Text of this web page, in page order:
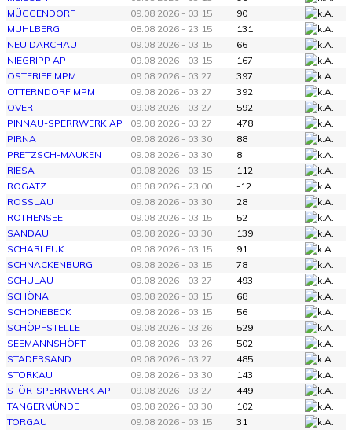
MÜGGENDORF
09.08.2026 - 03:15
90
MÜHLBERG
08.08.2026 - 23:15
131
NEU DARCHAU
09.08.2026 - 03:15
66
NIEGRIPP AP
09.08.2026 - 03:15
167
OSTERIFF MPM
09.08.2026 - 03:27
397
OTTERNDORF MPM
09.08.2026 - 03:27
392
OVER
09.08.2026 - 03:27
592
PINNAU-SPERRWERK AP
09.08.2026 - 03:27
478
PIRNA
09.08.2026 - 03:30
88
PRETZSCH-MAUKEN
09.08.2026 - 03:30
8
RIESA
09.08.2026 - 03:15
112
ROGÄTZ
08.08.2026 - 23:00
-12
ROSSLAU
09.08.2026 - 03:30
28
ROTHENSEE
09.08.2026 - 03:15
52
SANDAU
09.08.2026 - 03:30
139
SCHARLEUK
09.08.2026 - 03:15
91
SCHNACKENBURG
09.08.2026 - 03:15
78
SCHULAU
09.08.2026 - 03:27
493
SCHÖNA
09.08.2026 - 03:15
68
SCHÖNEBECK
09.08.2026 - 03:15
56
SCHÖPFSTELLE
09.08.2026 - 03:26
529
SEEMANNSHÖFT
09.08.2026 - 03:26
502
STADERSAND
09.08.2026 - 03:27
485
STORKAU
09.08.2026 - 03:30
143
STÖR-SPERRWERK AP
09.08.2026 - 03:27
449
TANGERMÜNDE
09.08.2026 - 03:30
102
TORGAU
09.08.2026 - 03:15
31